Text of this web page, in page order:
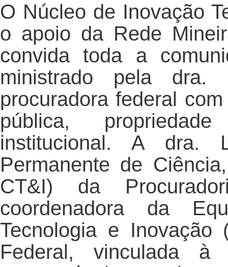
O Núcleo de Inovação
o apoio da Rede
convida toda a
ministrado pela dra.
procuradora federal
pública,
institucional. A dra.
Permanente de
CT&I) da
coordenadora da
Tecnologia e Inovação
Federal, vinculada à